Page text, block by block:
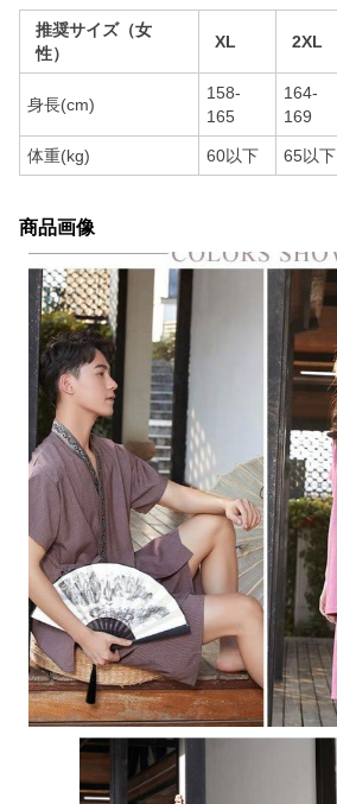
推奨サイズ（女
性）
XL 2XL
身長(cm)
158-
165
164-
169
体重(kg) 60以下 65以下
商品画像